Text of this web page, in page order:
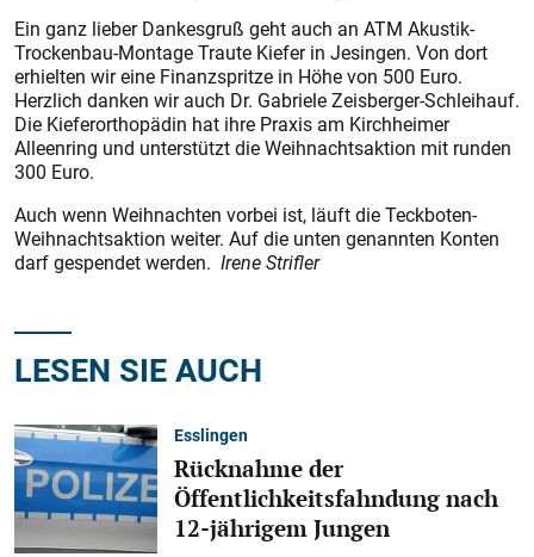
Ein ganz lieber Dankesgruß geht auch an ATM Akustik-
Trockenbau-Montage Traute Kiefer in Jesingen. Von dort
erhielten wir eine Finanzspritze in Höhe von 500 Euro.
Herzlich danken wir auch Dr. Gabriele Zeisberger-Schleihauf.
Die Kieferorthopädin hat ihre Praxis am Kirchheimer
Alleenring und unterstützt die Weihnachtsaktion mit runden
300 Euro.
Auch wenn Weihnachten vorbei ist, läuft die Teckboten-
Weihnachtsaktion weiter. Auf die unten genannten Konten
darf gespendet werden. Irene Strifler
LESEN SIE AUCH
Esslingen
Rücknahme der
Öffentlichkeitsfahndung nach
12-jährigem Jungen